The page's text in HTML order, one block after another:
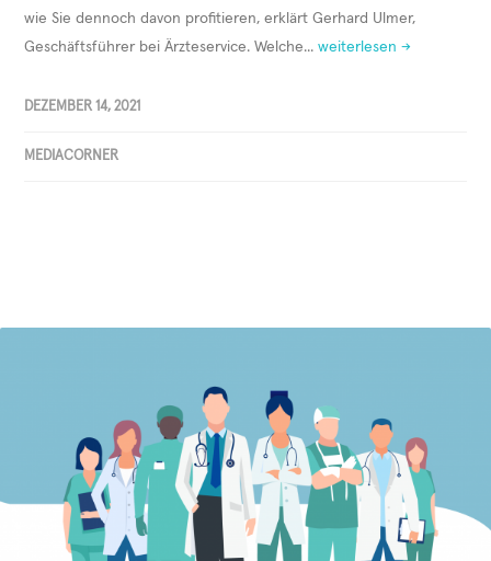
wie Sie dennoch davon profitieren, erklärt Gerhard Ulmer,
Geschäftsführer bei Ärzteservice. Welche...weiterlesen →
DEZEMBER 14, 2021
MEDIACORNER